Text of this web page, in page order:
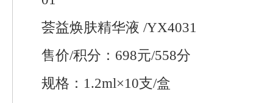
荟益焕肤精华液 /YX4031
售价/积分：698元/558分
规格：1.2ml×10支/盒